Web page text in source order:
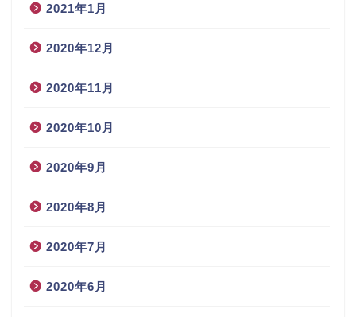
2021年1月
2020年12月
2020年11月
2020年10月
2020年9月
2020年8月
2020年7月
2020年6月